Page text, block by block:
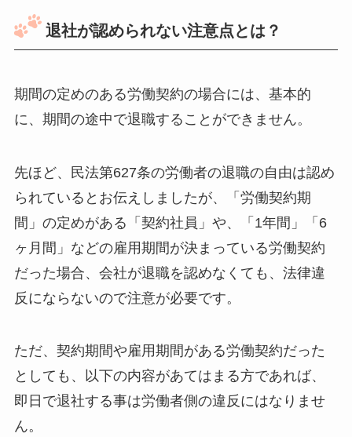
退社が認められない注意点とは？
期間の定めのある労働契約の場合には、基本的
に、期間の途中で退職することができません。
先ほど、民法第627条の労働者の退職の自由は認め
られているとお伝えしましたが、「労働契約期
間」の定めがある「契約社員」や、「1年間」「6
ヶ月間」などの雇用期間が決まっている労働契約
だった場合、会社が退職を認めなくても、法律違
反にならないので注意が必要です。
ただ、契約期間や雇用期間がある労働契約だった
としても、以下の内容があてはまる方であれば、
即日で退社する事は労働者側の違反にはなりませ
ん。